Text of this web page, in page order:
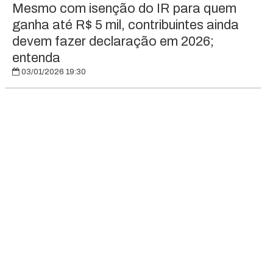
Mesmo com isenção do IR para quem
ganha até R$ 5 mil, contribuintes ainda
devem fazer declaração em 2026;
entenda
03/01/2026 19:30